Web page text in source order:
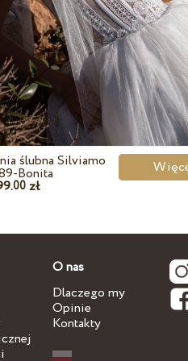
ślubna Silviamo
Bonita
00 zł
O nas
Dlaczego my
Opinie
Kontakty